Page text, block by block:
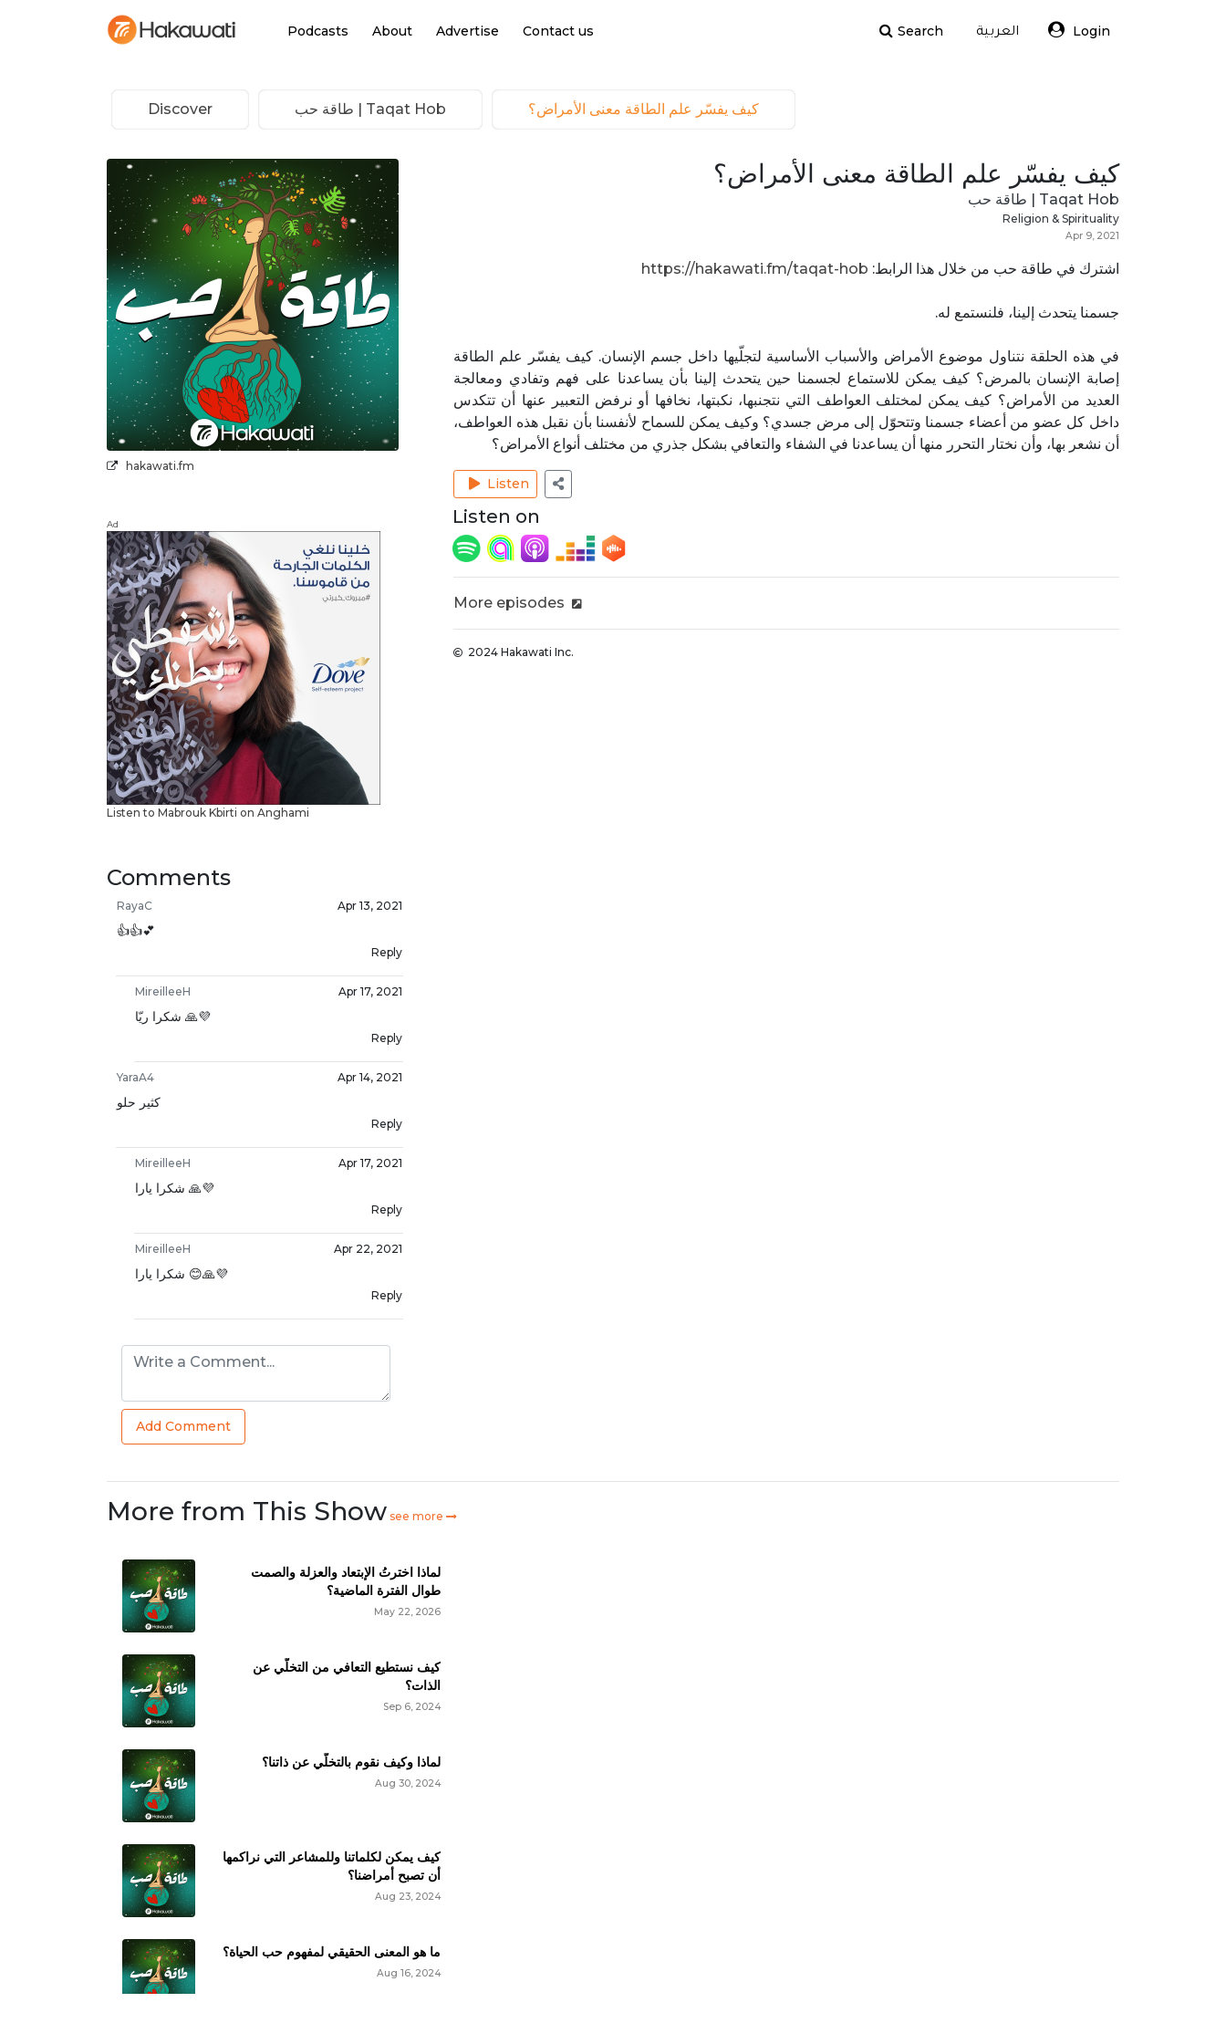
Podcasts About Advertise Contact us Search العربية Login
Discover Taqat Hob | طاقة حب كيف يفسّر علم الطاقة معنى الأمراض؟
hakawati.fm
Ad
Listen to Mabrouk Kbirti on Anghami
Comments
RayaC Apr 13, 2021
👍👍💕
Reply
MireilleeH Apr 17, 2021
شكرا ريّا 🙏💜
Reply
YaraA4 Apr 14, 2021
كثير حلو
Reply
MireilleeH Apr 17, 2021
شكرا يارا 🙏💜
Reply
MireilleeH Apr 22, 2021
شكرا يارا 😊🙏💜
Reply
Add Comment
كيف يفسّر علم الطاقة معنى الأمراض؟
Taqat Hob | طاقة حب
Religion & Spirituality
Apr 9, 2021
اشترك في طاقة حب من خلال هذا الرابط: ‫ https://hakawati.fm/taqat-hob‬
جسمنا يتحدث إلينا، فلنستمع له.
في هذه الحلقة نتناول موضوع الأمراض والأسباب الأساسية لتجلّيها داخل جسم الإنسان. كيف يفسّر علم الطاقة
إصابة الإنسان بالمرض؟ كيف يمكن للاستماع لجسمنا حين يتحدث إلينا بأن يساعدنا على فهم وتفادي ومعالجة
العديد من الأمراض؟ كيف يمكن لمختلف العواطف التي نتجنبها، نكبتها، نخافها أو نرفض التعبير عنها أن تتكدس
داخل كل عضو من أعضاء جسمنا وتتحوّل إلى مرض جسدي؟ وكيف يمكن للسماح لأنفسنا بأن نقبل هذه العواطف،
أن نشعر بها، وأن نختار التحرر منها أن يساعدنا في الشفاء والتعافي بشكل جذري من مختلف أنواع الأمراض؟
Listen
Listen on
More episodes
2024 Hakawati Inc.
More from This Show see more
لماذا اخترتُ الإبتعاد والعزلة والصمت
طوال الفترة الماضية؟
May 22, 2026
كيف نستطيع التعافي من التخلّي عن
الذات؟
Sep 6, 2024
لماذا وكيف نقوم بالتخلّي عن ذاتنا؟
Aug 30, 2024
كيف يمكن لكلماتنا وللمشاعر التي نراكمها
أن تصبح أمراضنا؟
Aug 23, 2024
ما هو المعنى الحقيقي لمفهوم حب الحياة؟
Aug 16, 2024